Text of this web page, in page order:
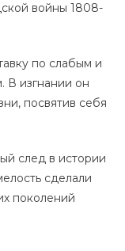
войны 1808-
по слабым и
В изгнании он
посвятив себя
след в истории
сделали
поколений